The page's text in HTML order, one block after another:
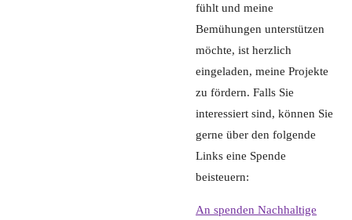
fühlt und meine
Bemühungen unterstützen
möchte, ist herzlich
eingeladen, meine Projekte
zu fördern. Falls Sie
interessiert sind, können Sie
gerne über den folgende
Links eine Spende
beisteuern:
An spenden Nachhaltige